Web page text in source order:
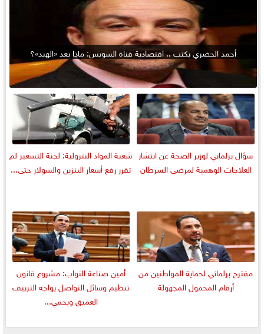
أحمد الحضري يكتب .. اقتصادية قناة السويس: ماذا بعد «الهبد»؟
سؤال برلماني لوزير الصحة عن انتشار
العلاجات الوهمية لمرضى السرطان
شعبة المواد البترولية: لجنة التسعير لم
تقرر رفع أسعار البنزين والسولار حتى...
مقترح برلماني لحماية المواطنين من
أرقام المحمول المجهولة
أمين صناعة النواب: مشروع قانون
تنظيم وسائل التواصل يواجه التزييف
العميق ويحمي...